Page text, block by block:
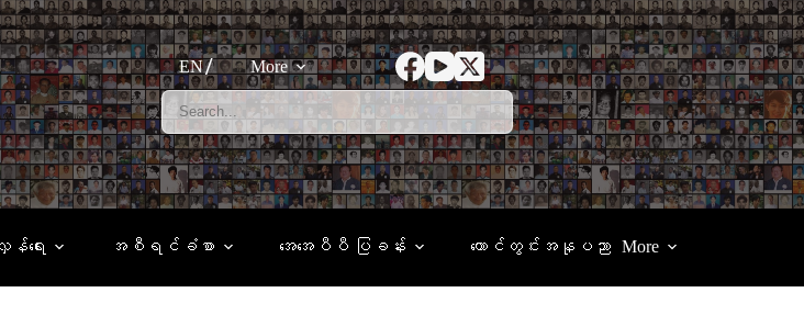
EN
More
န်ရေး အစီရင်ခံစာ အေအေပီပီ ပြခန်း ထောင်တွင်းအနုပညာ More